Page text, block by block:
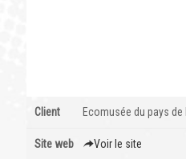
Client Ecomusée du pays de
Site web Voir le site